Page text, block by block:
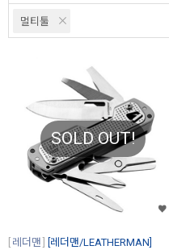
멀티툴
SOLD OUT!
레더맨
[레더맨/LEATHERMAN]